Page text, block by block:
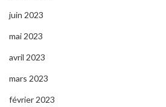
juin 2023
mai 2023
avril 2023
mars 2023
février 2023